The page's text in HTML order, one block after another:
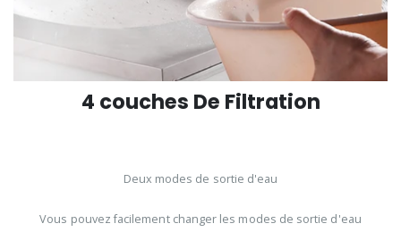
4 couches De Filtration
Deux modes de sortie d'eau
Vous pouvez facilement changer les modes de sortie d'eau